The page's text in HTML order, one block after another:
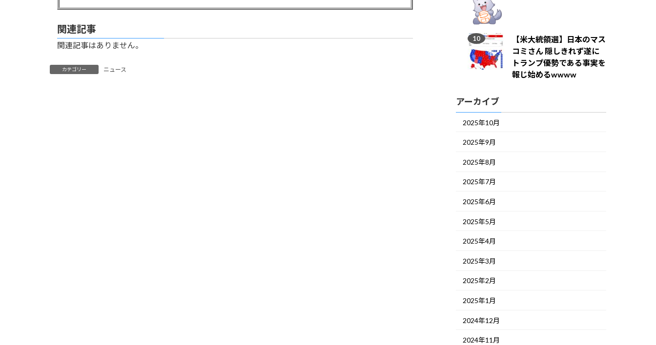
関連記事
関連記事はありません。
カテゴリー ニュース
【米大統領選】日本のマス
コミさん 隠しきれず遂に
トランプ優勢である事実を
報じ始めるwwww
アーカイブ
2025年10月
2025年9月
2025年8月
2025年7月
2025年6月
2025年5月
2025年4月
2025年3月
2025年2月
2025年1月
2024年12月
2024年11月